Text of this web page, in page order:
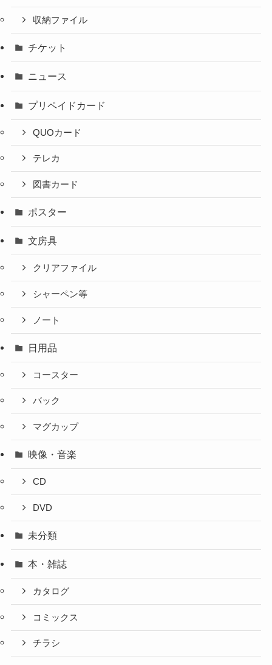
収納ファイル
チケット
ニュース
プリペイドカード
QUOカード
テレカ
図書カード
ポスター
文房具
クリアファイル
シャーペン等
ノート
日用品
コースター
バック
マグカップ
映像・音楽
CD
DVD
未分類
本・雑誌
カタログ
コミックス
チラシ